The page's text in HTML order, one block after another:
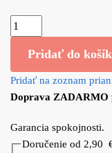
množstvo
Rúško
motiv
Feline
Fine
Pridať do
Pridať na zoznam
Doprava ZADARMO
Garancia spokojnosti.
Doručenie od 2,90